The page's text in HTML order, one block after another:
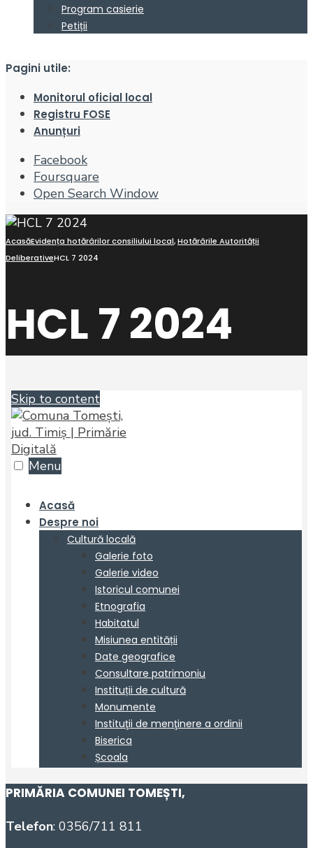
Program casierie
Petiții
Pagini utile:
Monitorul oficial local
Registru FOSE
Anunțuri
Facebook
Foursquare
Open Search Window
AcasăEvidența hotărârilor consiliului local,Hotărârile Autorității
DeliberativeHCL 7 2024
HCL 7 2024
PRIMĂRIA COMUNEI TOMEȘTI,
Telefon: 0356/711 811